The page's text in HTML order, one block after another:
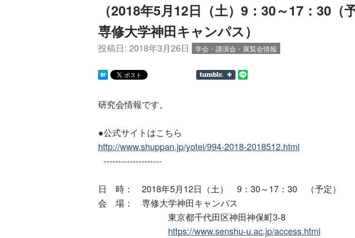
（2018年5月12日（土）9：30～17：30（
専修大学神田キャンパス）
投稿日: 2018年3月26日 学会・講演会・展覧会情報
研究会情報です。
●公式サイトはこちら
http://www.shuppan.jp/yotei/994-2018-2018512.html
--------------------
日 時： 2018年5月12日（土） 9：30～17：30 （予定）
会 場： 専修大学神田キャンパス
東京都千代田区神田神保町3-8
https://www.senshu-u.ac.jp/access.html